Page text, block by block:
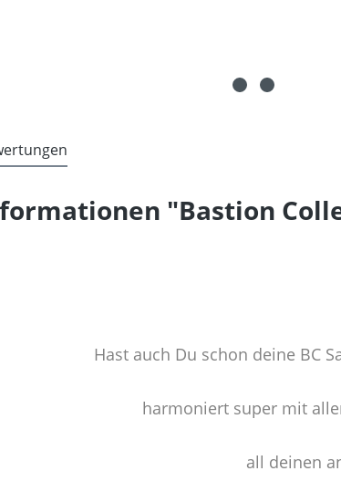
"Bastion
Hast auch Du schon deine BC
harmoniert super mit
all deinen